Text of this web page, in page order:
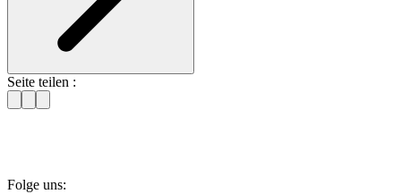
Seite teilen :
Folge uns: